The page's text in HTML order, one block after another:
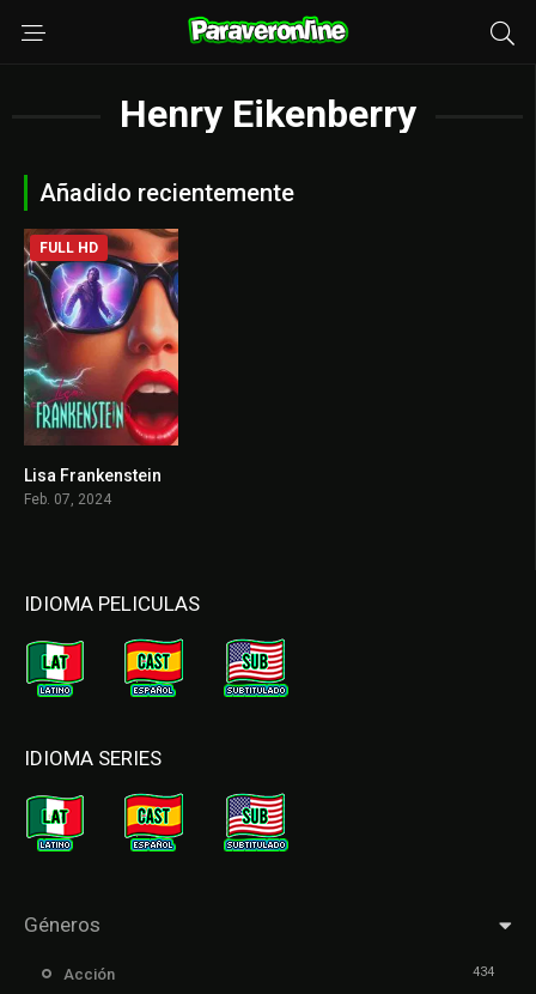
Henry Eikenberry
Añadido recientemente
6.1
FULL HD
Lisa Frankenstein
Feb. 07, 2024
IDIOMA PELICULAS
IDIOMA SERIES
Géneros
Acción 434